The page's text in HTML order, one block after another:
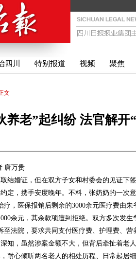
四川 特别报道 视频 聚焦
文
养老”起纠纷 法官解开
唐万贵
结婚证，但在双方子女和村委会的见证下
定，携手安度晚年。不料，张奶奶的一次
疗，医保报销后剩余的3000余元医疗费由
余元，其余款项遭到拒绝。双方多次发
法院，要求共同支付医疗费、护理费、营
知，虽然涉案金额不大，但背后牵扯着老
耐心倾听两名老人的相处历程、日常起居